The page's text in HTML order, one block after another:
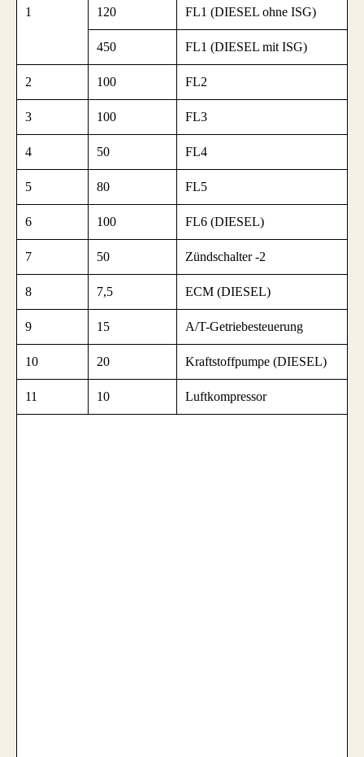
1 120 FL1 (DIESEL ohne ISG)
450 FL1 (DIESEL mit ISG)
2 100 FL2
3 100 FL3
4 50 FL4
5 80 FL5
6 100 FL6 (DIESEL)
7 50 Zündschalter -2
8 7,5 ECM (DIESEL)
9 15 A/T-Getriebesteuerung
10 20 Kraftstoffpumpe (DIESEL)
11 10 Luftkompressor